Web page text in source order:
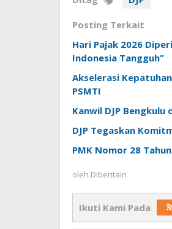
Posting Terkait
Hari Pajak 2026
Indonesia Tangguh”
Akselerasi
PSMTI
Kanwil DJP
DJP Tegaskan
PMK Nomor 28
oleh Diberitain
Ikuti Kami Pada